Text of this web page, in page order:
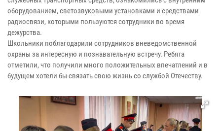
оборудованием, светозвуковыми установками и средствами
радиосвязи, которыми пользуются сотрудники во время
дежурства.
Школьники поблагодарили сотрудников вневедомственной
охраны за интересную и познавательную встречу. Ребята
отметили, что получили много положительных впечатлений и в
будущем хотели бы связать свою жизнь со службой Отечеству.